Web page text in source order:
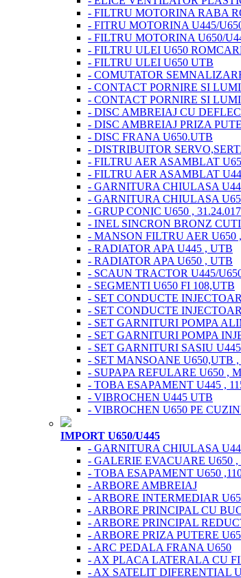
- FILTRU MOTORINA RABA
- FITRU MOTORINA U445/
- FILTRU MOTORINA U650/
- FILTRU ULEI U650
- FILTRU ULEI U650 UTB
- COMUTATOR
- CONTACT PORNIRE SI
- CONTACT PORNIRE SI
- DISC AMBREIAJ CU
- DISC AMBREIAJ PRIZA
- DISC FRANA U650.UTB
- DISTRIBUITOR
- FILTRU AER ASAMBLAT
- FILTRU AER ASAMBLAT
- GARNITURA CHIULASA
- GARNITURA CHIULASA
- GRUP CONIC U650 ,
- INEL SINCRON BRONZ
- MANSON FILTRU AER U650
- RADIATOR APA U445 , UTB
- RADIATOR APA U650 , UTB
- SCAUN TRACTOR U445/
- SEGMENTI U650 FI 108,UTB
- SET CONDUCTE
- SET CONDUCTE
- SET GARNITURI POMPA
- SET GARNITURI POMPA
- SET GARNITURI SASIU
- SET MANSOANE U650,UTB
- SUPAPA REFULARE U650 ,
- TOBA ESAPAMENT U445 ,
- VIBROCHEN U445 UTB
- VIBROCHEN U650 PE
IMPORT U650/U445
- GARNITURA CHIULASA
- GALERIE EVACUARE U650 ,
- TOBA ESAPAMENT U650
- ARBORE AMBREIAJ
- ARBORE INTERMEDIAR
- ARBORE PRINCIPAL CU
- ARBORE PRINCIPAL
- ARBORE PRIZA PUTERE
- ARC PEDALA FRANA U650
- AX PLACA LATERALA CU
- AX SATELIT DIFERENTIAL